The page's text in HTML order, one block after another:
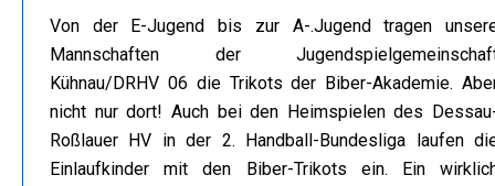
Von der E-Jugend bis zur A-.Jugend tragen
Mannschaften der
Kühnau/DRHV 06 die Trikots der Biber-Akademie.
nicht nur dort! Auch bei den Heimspielen des
Roßlauer HV in der 2. Handball-Bundesliga laufen
Einlaufkinder mit den Biber-Trikots ein. Ein